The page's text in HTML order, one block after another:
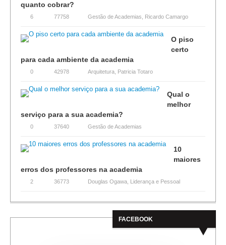
quanto cobrar?
6 77758 Gestão de Academias Ricardo Camargo
O piso
certo
para cada ambiente da academia
0 42978 Arquitetura Patricia Totaro
Qual o
melhor
serviço para a sua academia?
0 37640 Gestão de Academias
10
maiores
erros dos professores na academia
2 36773 Douglas Ogawa Liderança e Pessoal
FACEBOOK